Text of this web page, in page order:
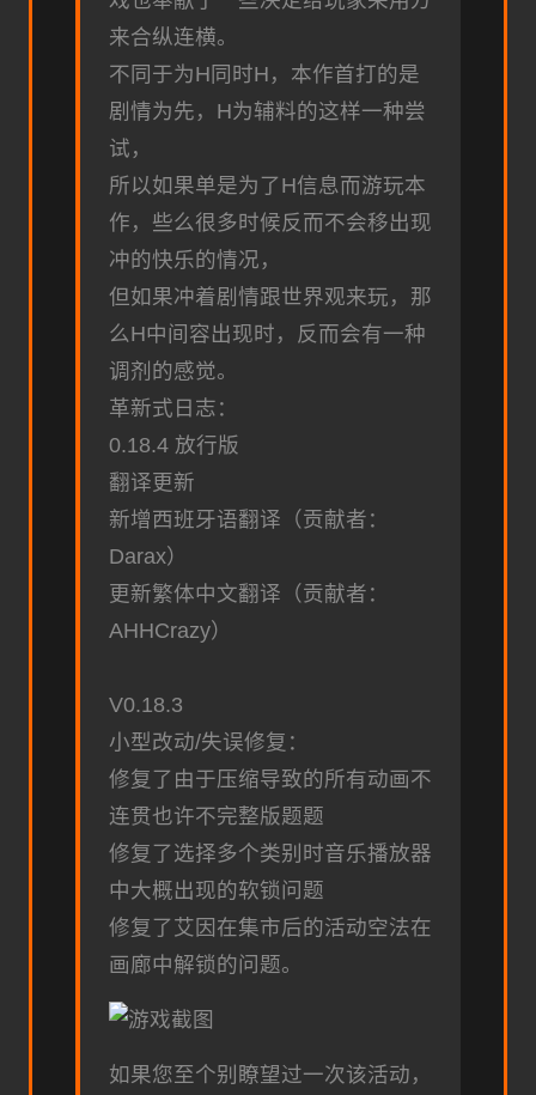
来合纵连横。
不同于为H同时H，本作首打的是
剧情为先，H为辅料的这样一种尝
试，
所以如果单是为了H信息而游玩本
作，些么很多时候反而不会移出现
冲的快乐的情况，
但如果冲着剧情跟世界观来玩，那
么H中间容出现时，反而会有一种
调剂的感觉。
革新式日志：
0.18.4 放行版
翻译更新
新增西班牙语翻译（贡献者：
Darax）
更新繁体中文翻译（贡献者：
AHHCrazy）
V0.18.3
小型改动/失误修复：
修复了由于压缩导致的所有动画不
连贯也许不完整版题题
修复了选择多个类别时音乐播放器
中大概出现的软锁问题
修复了艾因在集市后的活动空法在
画廊中解锁的问题。
如果您至个别瞭望过一次该活动，